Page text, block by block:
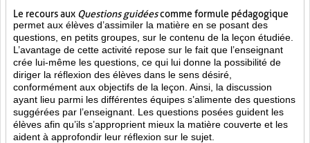
Le recours aux Questions guidéescomme formule pédagogique
permet aux élèves d’assimiler la matière en se posant des
questions, en petits groupes, sur le contenu de la leçon étudiée.
L’avantage de cette activité repose sur le fait que l’enseignant
crée lui-même les questions, ce qui lui donne la possibilité de
diriger la réflexion des élèves dans le sens désiré,
conformément aux objectifs de la leçon. Ainsi, la discussion
ayant lieu parmi les différentes équipes s’alimente des questions
suggérées par l’enseignant. Les questions posées guident les
élèves afin qu’ils s’approprient mieux la matière couverte et les
aident à approfondir leur réflexion sur le sujet.